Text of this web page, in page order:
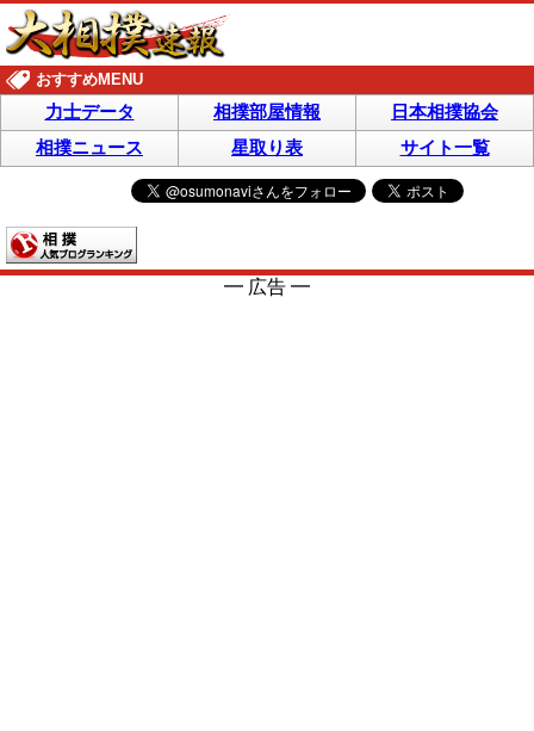
おすすめMENU
力士データ 相撲部屋情報
日本相撲協会
相撲ニュース
星取り表 サイト一覧
━ 広告 ━